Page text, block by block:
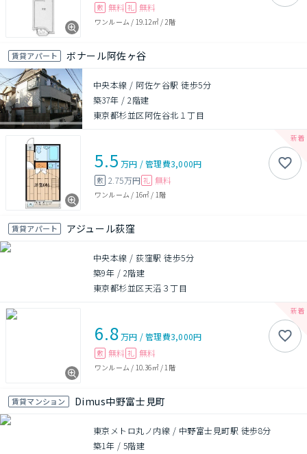
敷 無料 礼 無料
ワンルーム / 19.12㎡/ 2階
賃貸アパート ボナール阿佐ヶ谷
中央本線 / 阿佐ケ谷駅 徒歩5分
築37年 /2階建
東京都杉並区阿佐谷北１丁目
5.5 万円 /管理費3,000円
敷 2.75万円 礼 無料
ワンルーム / 16㎡ / 1階
賃貸アパート アジュール荻窪
中央本線 / 荻窪駅 徒歩5分
築9年 / 2階建
東京都杉並区天沼３丁目
6.8万円 /管理費3,000円
敷 無料 礼 無料
ワンルーム / 10.36㎡/ 1階
賃貸マンション Dimus中野富士見町
東京メトロ丸ノ内線 / 中野富士見町駅 徒歩8分
築1年 / 5階建